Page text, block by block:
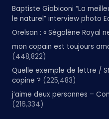
Baptiste Giabiconi “La
le naturel” interview photo
Orelsan : « Ségolène Royal
mon copain est toujours
(448,822)
Quelle exemple de lettre /
copine ? (225,483)
j’aime deux personnes –
(216,334)